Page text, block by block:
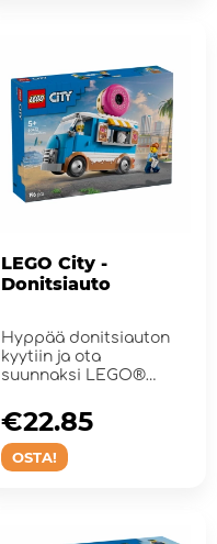
LEGO City -
Donitsiauto
Hyppää donitsiauton
kyytiin ja ota
suunnaksi LEGO®
OSTA!
€22.85